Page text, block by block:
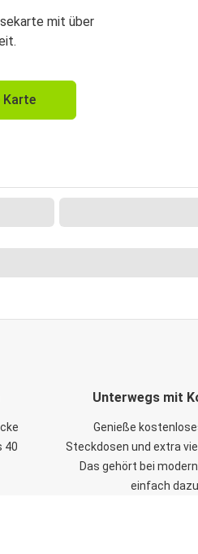
mit über
Karte
40
Unterwegs mit
Genieße
Steckdosen und extra
Das gehört bei
einfach dazu.